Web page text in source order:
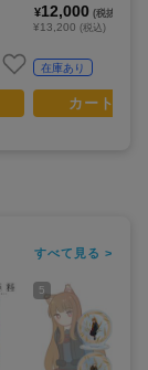
¥12,000 (税抜)
¥13,200 (税込)
在庫あり
カートに
すべて見る >
5